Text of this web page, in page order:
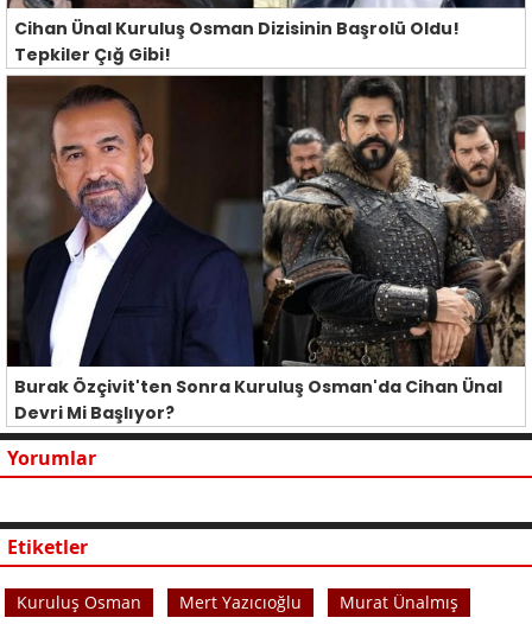
Cihan Ünal Kuruluş Osman Dizisinin Başrolü Oldu!
Tepkiler Çığ Gibi!
Burak Özçivit'ten Sonra Kuruluş Osman'da Cihan Ünal
Devri Mi Başlıyor?
Yorumlar
Etiketler
Kuruluş Osman Mert Yazıcıoğlu Murat Ünalmış